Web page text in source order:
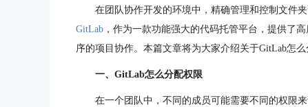
在团队协作开发的环境中，精确管理和控制文件
GitLab ，作为一款功能强大的代码托管平台，提供了
序的项目协作。本篇文章将为大家介绍关于GitLab怎
一、GitLab怎么分配权限
在一个团队中，不同的成员可能需要不同的权限